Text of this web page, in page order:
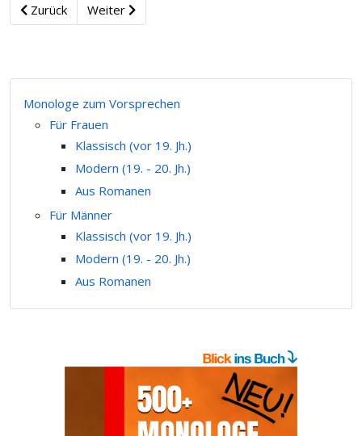
Zurück Weiter
Monologe zum Vorsprechen
Für Frauen
Klassisch (vor 19. Jh.)
Modern (19. - 20. Jh.)
Aus Romanen
Für Männer
Klassisch (vor 19. Jh.)
Modern (19. - 20. Jh.)
Aus Romanen